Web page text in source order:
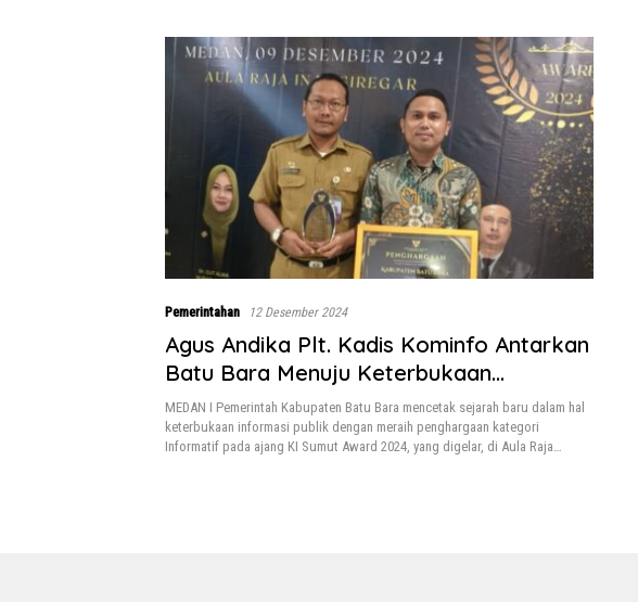
0208/Asahan
Pemerintahan 12 Desember 2024
Agus Andika Plt. Kadis Kominfo Antarkan
Batu Bara Menuju Keterbukaan
Informasi Terbaik
MEDAN I Pemerintah Kabupaten Batu Bara mencetak sejarah baru dalam hal
keterbukaan informasi publik dengan meraih penghargaan kategori
Informatif pada ajang KI Sumut Award 2024, yang digelar, di Aula Raja…